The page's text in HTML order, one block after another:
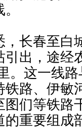
长春至白
引出，途经
。这一线
路、伊敏
们等铁路
的重要组成